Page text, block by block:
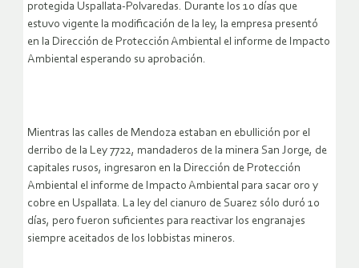
protegida Uspallata-Polvaredas. Durante los 10 días que
estuvo vigente la modificación de la ley, la empresa presentó
en la Dirección de Protección Ambiental el informe de Impacto
Ambiental esperando su aprobación.
Mientras las calles de Mendoza estaban en ebullición por el
derribo de la Ley 7722, mandaderos de la minera San Jorge, de
capitales rusos, ingresaron en la Dirección de Protección
Ambiental el informe de Impacto Ambiental para sacar oro y
cobre en Uspallata. La ley del cianuro de Suarez sólo duró 10
días, pero fueron suficientes para reactivar los engranajes
siempre aceitados de los lobbistas mineros.